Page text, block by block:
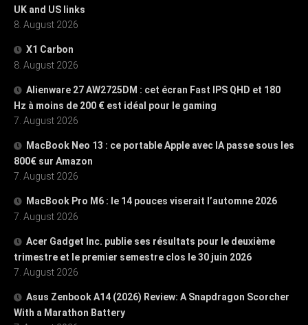
UK and US links
8. August 2026
X1 Carbon
8. August 2026
Alienware 27 AW2725DM : cet écran Fast IPS QHD et 180
Hz à moins de 200 € est idéal pour le gaming
7. August 2026
MacBook Neo 13 : ce portable Apple avec IA passe sous les
800€ sur Amazon
7. August 2026
MacBook Pro M6 : le 14 pouces viserait l’automne 2026
7. August 2026
Acer Gadget Inc. publie ses résultats pour le deuxième
trimestre et le premier semestre clos le 30 juin 2026
7. August 2026
Asus Zenbook A14 (2026) Review: A Snapdragon Scorcher
With a Marathon Battery